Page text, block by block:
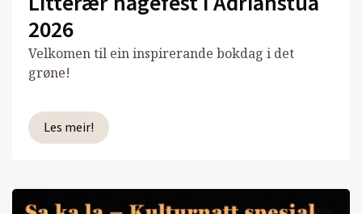
2026
Velkomen til ein inspirerande bokdag i det
grøne!
Les meir!